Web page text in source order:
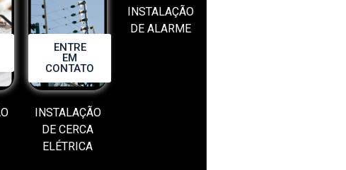
ENTRE
EM
CONTATO
INSTALAÇÃO
DE CERCA
ELÉTRICA
INSTALAÇÃO
DE ALARME